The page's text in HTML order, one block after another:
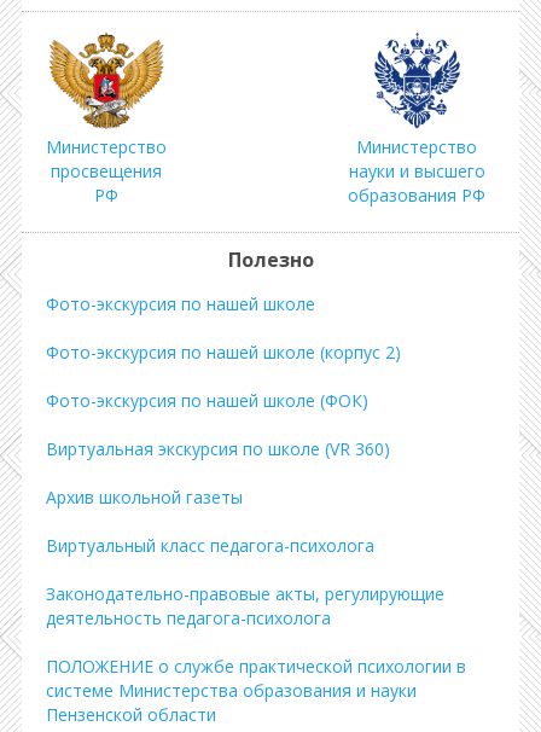
Министерство
просвещения
РФ
Министерство
науки и высшего
образования РФ
Полезно
Фото-экскурсия по нашей школе
Фото-экскурсия по нашей школе (корпус 2)
Фото-экскурсия по нашей школе (ФОК)
Виртуальная экскурсия по школе (VR 360)
Архив школьной газеты
Виртуальный класс педагога-психолога
Законодательно-правовые акты, регулирующие
деятельность педагога-психолога
ПОЛОЖЕНИЕ о службе практической психологии в
системе Министерства образования и науки
Пензенской области